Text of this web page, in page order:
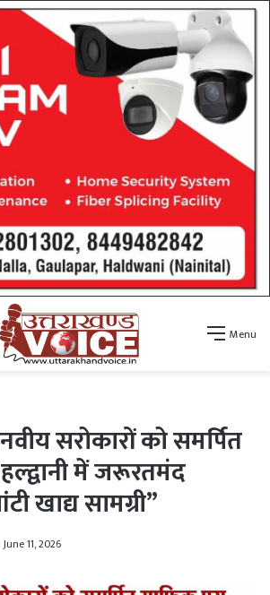
Menu
सरोकारों को समर्पित
में जरूरतमंद
खाद्य सामग्री”
June 11, 2026